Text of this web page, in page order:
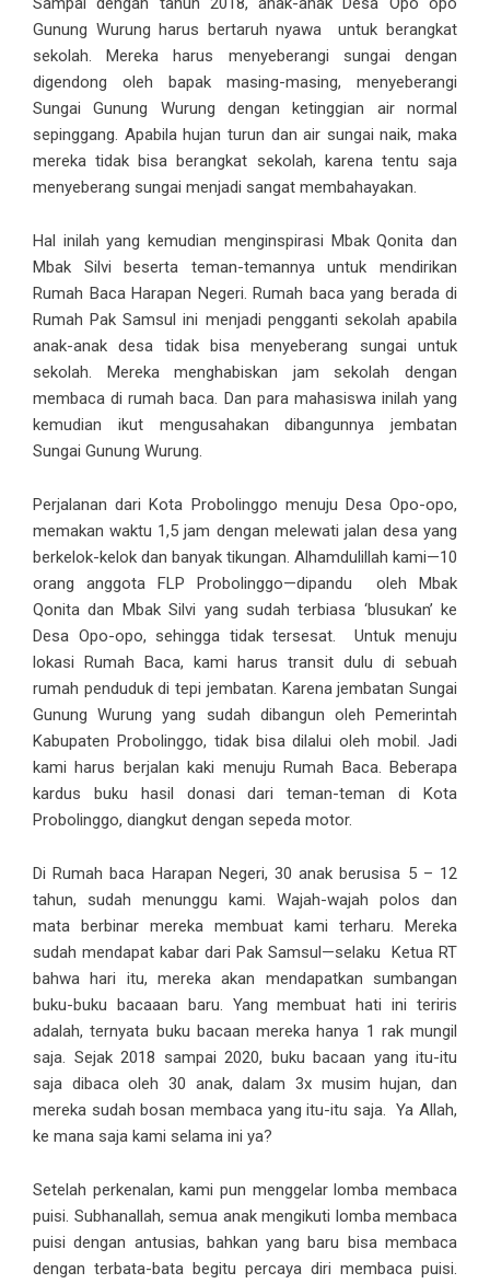
Gunung Wurung harus bertaruh nyawa untuk berangkat
sekolah. Mereka harus menyeberangi sungai dengan
digendong oleh bapak masing-masing, menyeberangi
Sungai Gunung Wurung dengan ketinggian air normal
sepinggang. Apabila hujan turun dan air sungai naik, maka
mereka tidak bisa berangkat sekolah, karena tentu saja
menyeberang sungai menjadi sangat membahayakan.
Hal inilah yang kemudian menginspirasi Mbak Qonita dan
Mbak Silvi beserta teman-temannya untuk mendirikan
Rumah Baca Harapan Negeri. Rumah baca yang berada di
Rumah Pak Samsul ini menjadi pengganti sekolah apabila
anak-anak desa tidak bisa menyeberang sungai untuk
sekolah. Mereka menghabiskan jam sekolah dengan
membaca di rumah baca. Dan para mahasiswa inilah yang
kemudian ikut mengusahakan dibangunnya jembatan
Sungai Gunung Wurung.
Perjalanan dari Kota Probolinggo menuju Desa Opo-opo,
memakan waktu 1,5 jam dengan melewati jalan desa yang
berkelok-kelok dan banyak tikungan. Alhamdulillah kami—10
orang anggota FLP Probolinggo—dipandu oleh Mbak
Qonita dan Mbak Silvi yang sudah terbiasa ‘blusukan’ ke
Desa Opo-opo, sehingga tidak tersesat. Untuk menuju
lokasi Rumah Baca, kami harus transit dulu di sebuah
rumah penduduk di tepi jembatan. Karena jembatan Sungai
Gunung Wurung yang sudah dibangun oleh Pemerintah
Kabupaten Probolinggo, tidak bisa dilalui oleh mobil. Jadi
kami harus berjalan kaki menuju Rumah Baca. Beberapa
kardus buku hasil donasi dari teman-teman di Kota
Probolinggo, diangkut dengan sepeda motor.
Di Rumah baca Harapan Negeri, 30 anak berusisa 5 – 12
tahun, sudah menunggu kami. Wajah-wajah polos dan
mata berbinar mereka membuat kami terharu. Mereka
sudah mendapat kabar dari Pak Samsul—selaku Ketua RT
bahwa hari itu, mereka akan mendapatkan sumbangan
buku-buku bacaaan baru. Yang membuat hati ini teriris
adalah, ternyata buku bacaan mereka hanya 1 rak mungil
saja. Sejak 2018 sampai 2020, buku bacaan yang itu-itu
saja dibaca oleh 30 anak, dalam 3x musim hujan, dan
mereka sudah bosan membaca yang itu-itu saja. Ya Allah,
ke mana saja kami selama ini ya?
Setelah perkenalan, kami pun menggelar lomba membaca
puisi. Subhanallah, semua anak mengikuti lomba membaca
puisi dengan antusias, bahkan yang baru bisa membaca
dengan terbata-bata begitu percaya diri membaca puisi.